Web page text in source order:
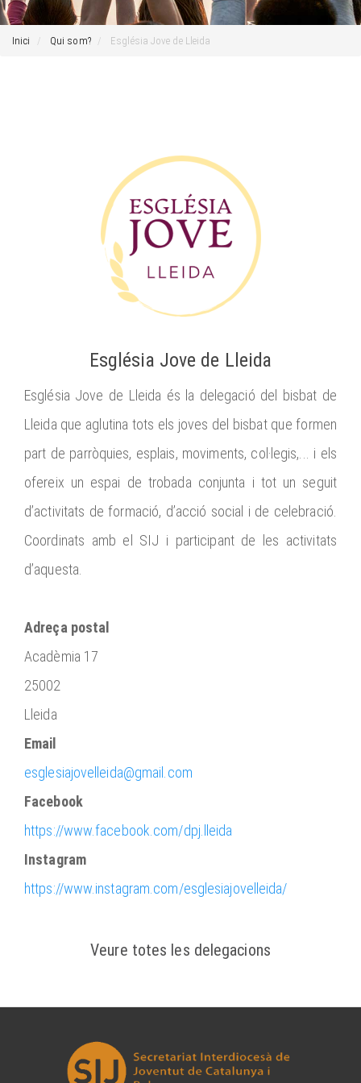
Inici Qui som? Església Jove de Lleida
Església Jove de Lleida
Església Jove de Lleida és la delegació del bisbat de
Lleida que aglutina tots els joves del bisbat que formen
part de parròquies, esplais, moviments, col·legis,... i els
ofereix un espai de trobada conjunta i tot un seguit
d’activitats de formació, d’acció social i de celebració.
Coordinats amb el SIJ i participant de les activitats
d’aquesta.
Adreça postal
Acadèmia 17
25002
Lleida
Email
esglesiajovelleida@gmail.com
Facebook
https://www.facebook.com/dpj.lleida
Instagram
https://www.instagram.com/esglesiajovelleida/
Veure totes les delegacions